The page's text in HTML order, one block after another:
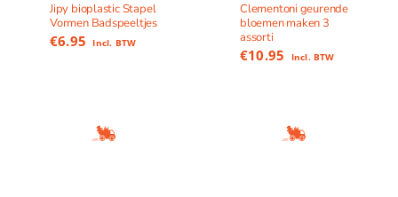
Jipy bioplastic Stapel
Vormen Badspeeltjes
€6.95 Incl. BTW
Clementoni geurende
bloemen maken 3
assorti
€10.95 Incl. BTW